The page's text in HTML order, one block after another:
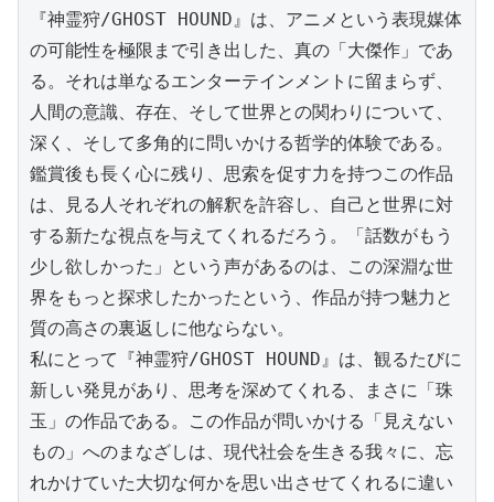
『神霊狩/GHOST HOUND』は、アニメという表現媒体
の可能性を極限まで引き出した、真の「大傑作」であ
る。それは単なるエンターテインメントに留まらず、
人間の意識、存在、そして世界との関わりについて、
深く、そして多角的に問いかける哲学的体験である。
鑑賞後も長く心に残り、思索を促す力を持つこの作品
は、見る人それぞれの解釈を許容し、自己と世界に対
する新たな視点を与えてくれるだろう。「話数がもう
少し欲しかった」という声があるのは、この深淵な世
界をもっと探求したかったという、作品が持つ魅力と
質の高さの裏返しに他ならない。
私にとって『神霊狩/GHOST HOUND』は、観るたびに
新しい発見があり、思考を深めてくれる、まさに「珠
玉」の作品である。この作品が問いかける「見えない
もの」へのまなざしは、現代社会を生きる我々に、忘
れかけていた大切な何かを思い出させてくれるに違い